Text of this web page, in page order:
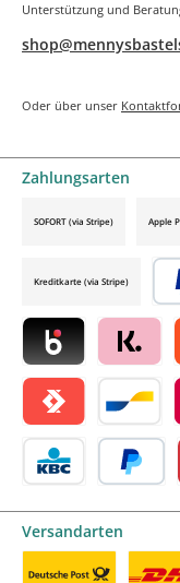
Unterstützung und
Oder über unser
Zahlungsarten
Blik by mollieKlarna by
Satispay by mollieBancontact
SOFORT (via Stripe) Apple
Kreditkarte (via Stripe)
Versandarten